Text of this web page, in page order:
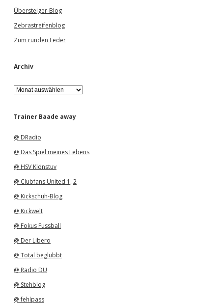
Übersteiger-Blog
Zebrastreifenblog
Zum runden Leder
Archiv
A
r
h
Trainer Baade away
@ DRadio
@ Das Spiel meines Lebens
@ HSV Klönstuv
@ Clubfans United 1 , 2
@ Kickschuh-Blog
@ Kickwelt
@ Fokus Fussball
@ Der Libero
@ Total beglubbt
@ Radio DU
@ Stehblog
@ fehlpass